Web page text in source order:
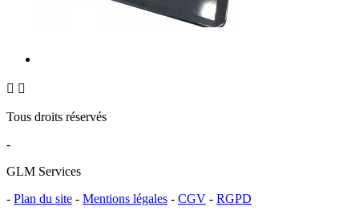
 
Tous droits réservés
-
GLM Services
- Plan du site - Mentions légales - CGV - RGPD